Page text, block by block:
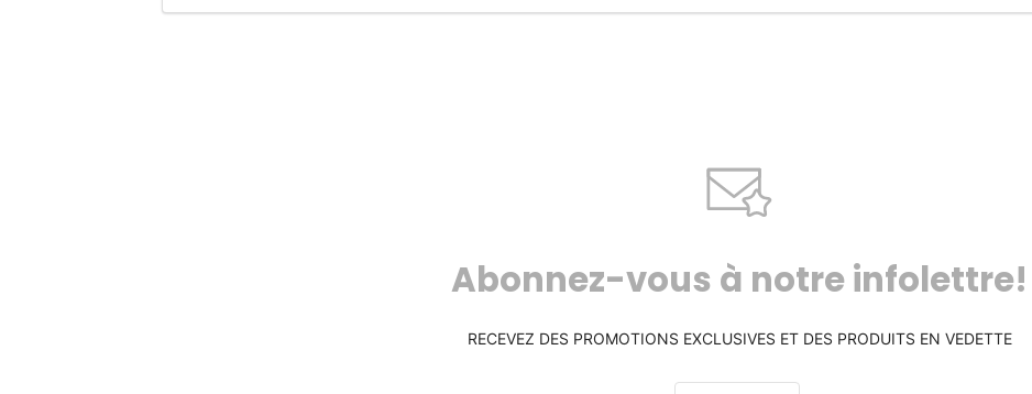
Abonnez-vous à notre infolettre!
RECEVEZ DES PROMOTIONS EXCLUSIVES ET DES PRODUITS EN VEDETTE